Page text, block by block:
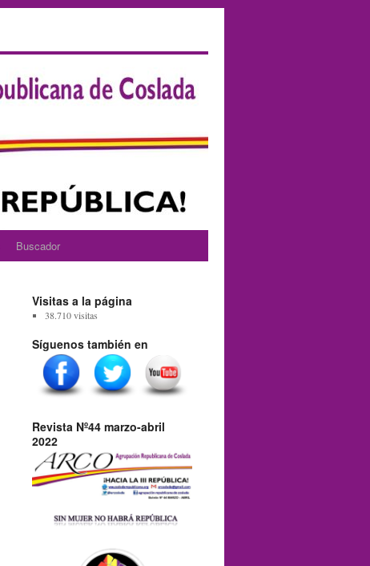
Buscador
Visitas a la página
38.710 visitas
Síguenos también en
Revista Nº44 marzo-abril
2022